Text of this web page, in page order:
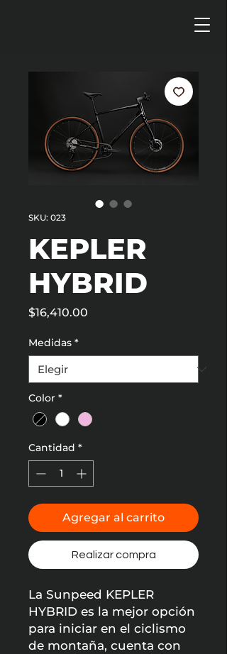
SKU: 023
KEPLER
HYBRID
$16,410.00
Medidas *
Color *
Cantidad *
Agregar al carrito
Realizar compra
La Sunpeed KEPLER
HYBRID es la mejor opción
para iniciar en el ciclismo
de montaña, cuenta con